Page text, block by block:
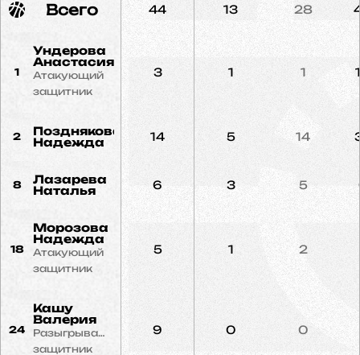
Всего 44 13 28
1
Ундерова
Анастасия
Атакующий
защитник
3 1 1
2
Позднякова
Надежда
14 5 14
8
Лазарева
Наталья
6 3 5
18
Морозова
Надежда
Атакующий
защитник
5 1 2
24
Кашу
Валерия
Разыгрывающий
защитник
9 0 0